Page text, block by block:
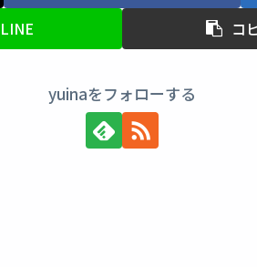
LINE
コ
yuinaをフォローする